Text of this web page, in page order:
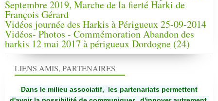
Septembre 2019, Marche de la fierté Harki de
François Gérard
Vidéos journée des Harkis à Périgueux 25-09-2014
Vidéos- Photos - Commémoration Abandon des
harkis 12 mai 2017 à périgueux Dordogne (24)
LIENS AMIS, PARTENAIRES
Dans le milieu associatif, les partenariats permettent